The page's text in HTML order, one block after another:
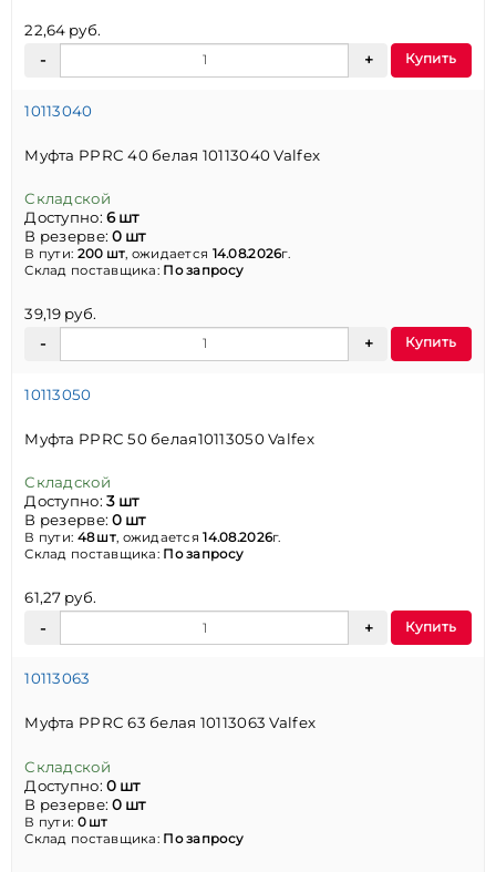
22,64 руб.
Купить
10113040
Муфта PPRC 40 белая 10113040 Valfex
Складской
Доступно:6 шт
В резерве:0 шт
В пути: 200 шт, ожидается 14.08.2026г.
Склад поставщика: По запросу
39,19 руб.
Купить
10113050
Муфта PPRC 50 белая10113050 Valfex
Складской
Доступно:3 шт
В резерве:0 шт
В пути: 48 шт, ожидается14.08.2026г.
Склад поставщика: По запросу
61,27 руб.
Купить
10113063
Муфта PPRC 63 белая 10113063 Valfex
Складской
Доступно:0 шт
В резерве:0 шт
В пути: 0 шт
Склад поставщика: По запросу